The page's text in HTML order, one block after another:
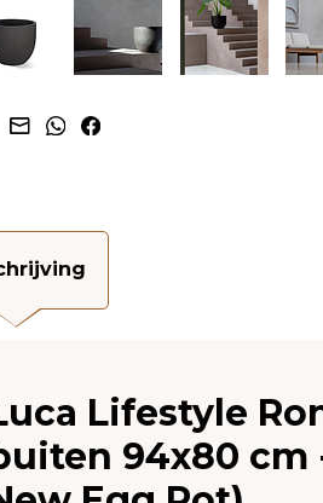
Lifestyle
94x80 cm